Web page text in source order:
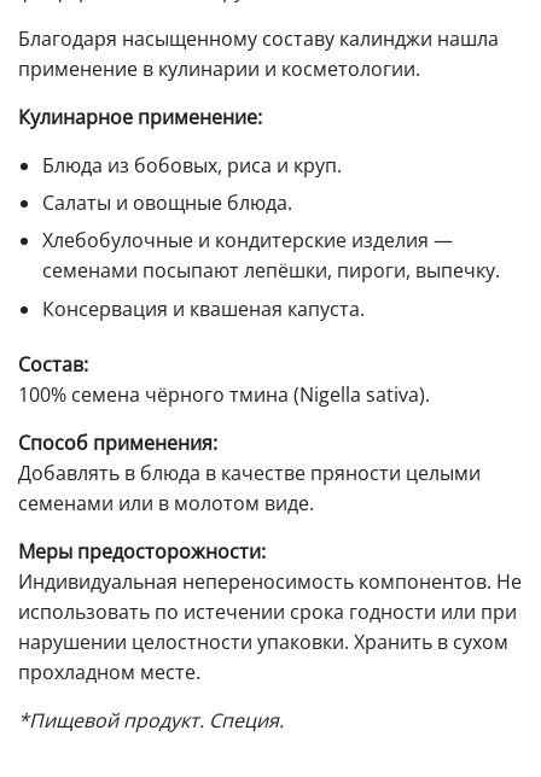
Благодаря насыщенному составу калинджи нашла
применение в кулинарии и косметологии.
Кулинарное применение:
Блюда из бобовых, риса и круп.
Салаты и овощные блюда.
Хлебобулочные и кондитерские изделия —
семенами посыпают лепёшки, пироги, выпечку.
Консервация и квашеная капуста.
Состав:
100% семена чёрного тмина (Nigella sativa).
Способ применения:
Добавлять в блюда в качестве пряности целыми
семенами или в молотом виде.
Меры предосторожности:
Индивидуальная непереносимость компонентов. Не
использовать по истечении срока годности или при
нарушении целостности упаковки. Хранить в сухом
прохладном месте.
*Пищевой продукт. Специя.